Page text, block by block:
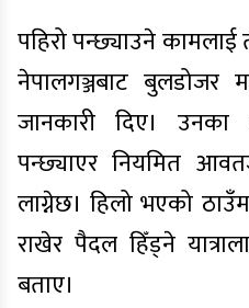
पहिरो पन्छ्याउने कामलाई
नेपालगञ्जबाट बुलडोजर
जानकारी दिए।
पन्छ्याएर नियमित
लाग्नेछ। हिलो भएको ठाउँमा
राखेर पैदल हिँड्ने
बताए।